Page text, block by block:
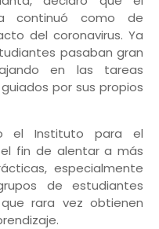
continuó como de
del coronavirus. Ya
pasaban gran
en las tareas
por sus propios
el Instituto para el
fin de alentar a más
especialmente
de estudiantes
rara vez obtienen